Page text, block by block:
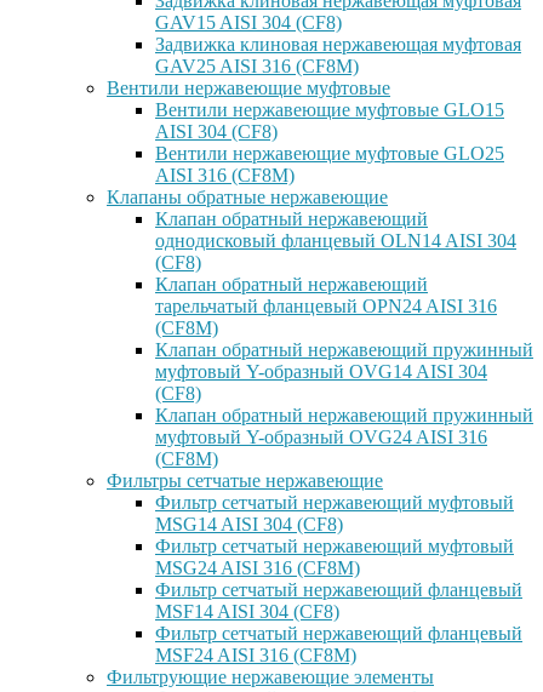
GAV15 AISI 304 (CF8)
Задвижка клиновая нержавеющая муфтовая
GAV25 AISI 316 (CF8M)
Вентили нержавеющие муфтовые
Вентили нержавеющие муфтовые GLO15
AISI 304 (CF8)
Вентили нержавеющие муфтовые GLO25
AISI 316 (CF8M)
Клапаны обратные нержавеющие
Клапан обратный нержавеющий
однодисковый фланцевый OLN14 AISI 304
(CF8)
Клапан обратный нержавеющий
тарельчатый фланцевый OPN24 AISI 316
(CF8M)
Клапан обратный нержавеющий пружинный
муфтовый Y-образный OVG14 AISI 304
(CF8)
Клапан обратный нержавеющий пружинный
муфтовый Y-образный OVG24 AISI 316
(CF8М)
Фильтры сетчатые нержавеющие
Фильтр сетчатый нержавеющий муфтовый
MSG14 AISI 304 (CF8)
Фильтр сетчатый нержавеющий муфтовый
MSG24 AISI 316 (CF8M)
Фильтр сетчатый нержавеющий фланцевый
MSF14 AISI 304 (CF8)
Фильтр сетчатый нержавеющий фланцевый
MSF24 AISI 316 (CF8M)
Фильтрующие нержавеющие элементы